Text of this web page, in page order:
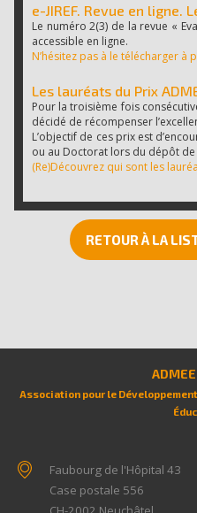
e-JIREF. Revue en ligne.
Le numéro 2(3) de la revue «
accessible en ligne.
N’hésitez pas à le télécharger à
Les lauréats du Prix
Pour la troisième fois
décidé de récompenser
L’objectif de ces prix est
ou au Doctorat lors du dépôt
(Re)Découvrez qui sont les
RETOUR À LA
Association pour le
Faubourg de l'Hôpital 43
Case postale 556